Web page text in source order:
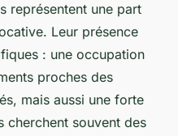
représentent une part
Leur présence
: une occupation
proches des
mais aussi une forte
cherchent souvent des